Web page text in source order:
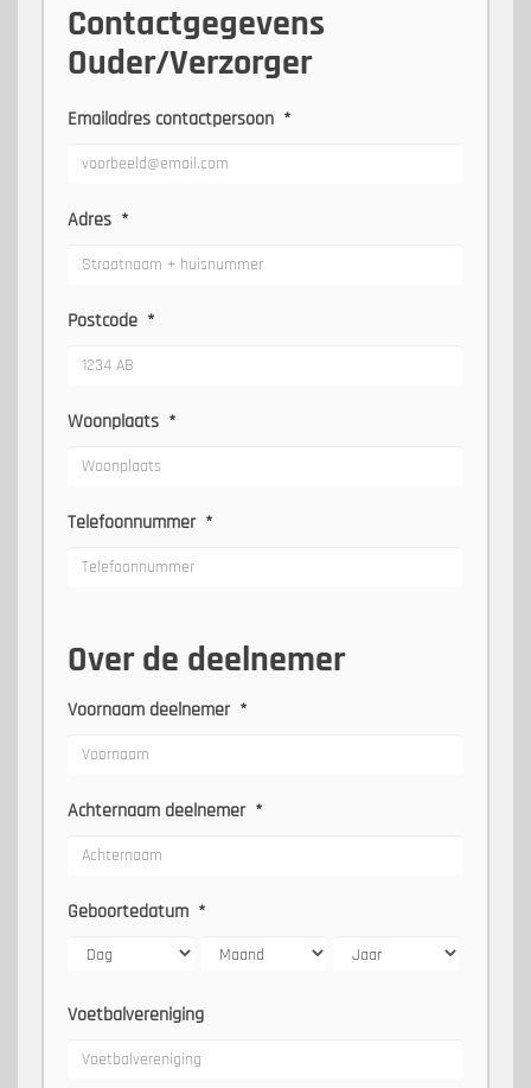
Contactgegevens
Ouder/Verzorger
Emailadres contactpersoon *
Adres *
Postcode *
Woonplaats *
Telefoonnummer *
Over de deelnemer
Voornaam deelnemer *
Achternaam deelnemer *
Geboortedatum *
Voetbalvereniging